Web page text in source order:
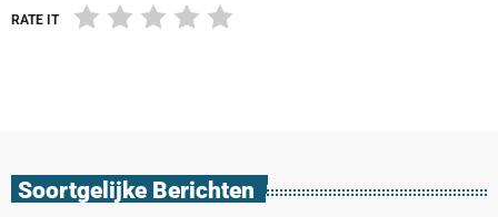
RATE IT
Soortgelijke Berichten